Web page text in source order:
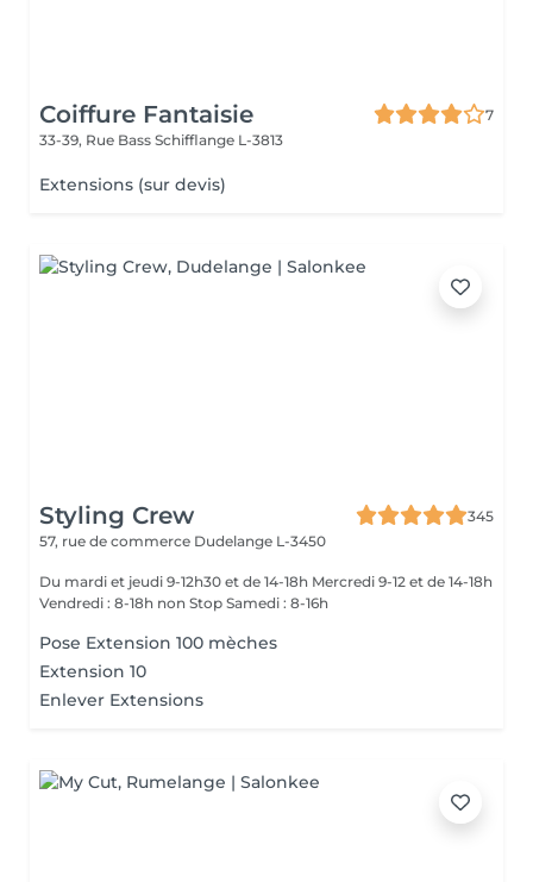
Coiffure Fantaisie
7
33-39, Rue Bass Schifflange L-3813
Extensions (sur devis)
Styling Crew
345
57, rue de commerce Dudelange L-3450
Du mardi et jeudi 9-12h30 et de 14-18h Mercredi 9-12 et de 14-18h
Vendredi : 8-18h non Stop Samedi : 8-16h
Pose Extension 100 mèches
Extension 10
Enlever Extensions